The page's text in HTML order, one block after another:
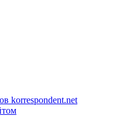
korrespondent.net